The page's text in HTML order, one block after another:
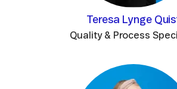
Teresa Lynge
Quality & Process